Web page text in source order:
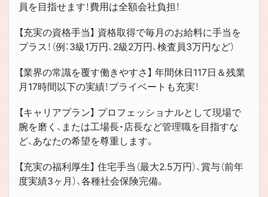
員を目指せます！費用は全額会社負担！
【充実の資格手当】 資格取得で毎月のお給料に手当を
プラス！（例：3級1万円、2級2万円、検査員3万円など）
【業界の常識を覆す働きやすさ】 年間休日117日＆残業
月17時間以下の実績！プライベートも充実！
【キャリアプラン】 プロフェッショナルとして現場で
腕を磨く、または工場長・店長など管理職を目指すな
ど、あなたの希望を尊重します。
【充実の福利厚生】 住宅手当（最大2.5万円）、賞与（前年
度実績3ヶ月）、各種社会保険完備。